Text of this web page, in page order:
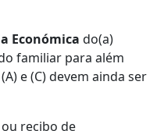
Económica do(a)
familiar para além
e (C) devem ainda ser
recibo de